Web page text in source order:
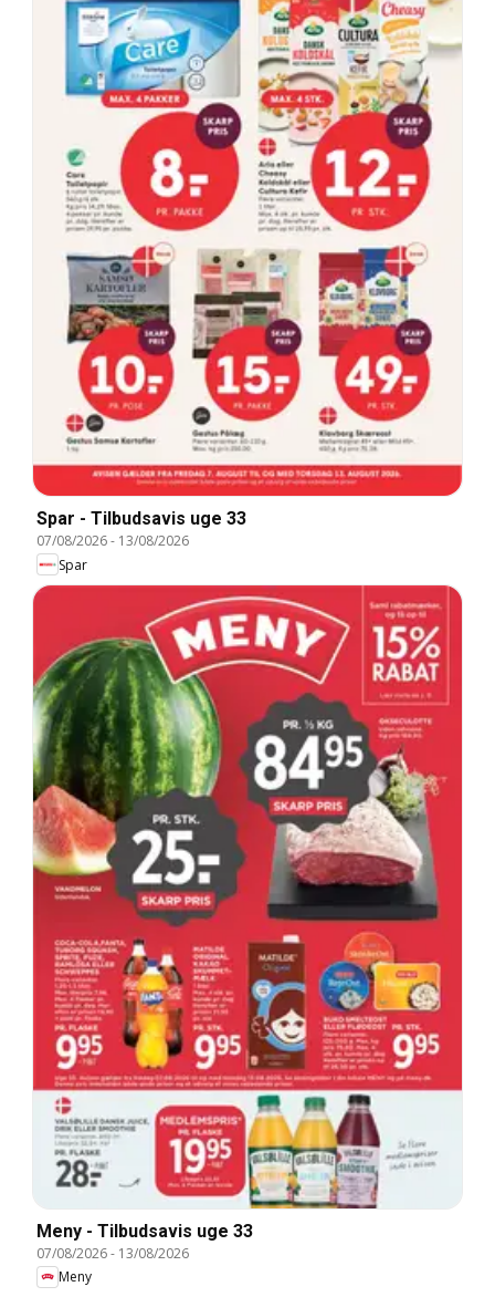
Spar - Tilbudsavis uge 33
07/08/2026- 13/08/2026
Spar
Meny - Tilbudsavis uge 33
07/08/2026- 13/08/2026
Meny